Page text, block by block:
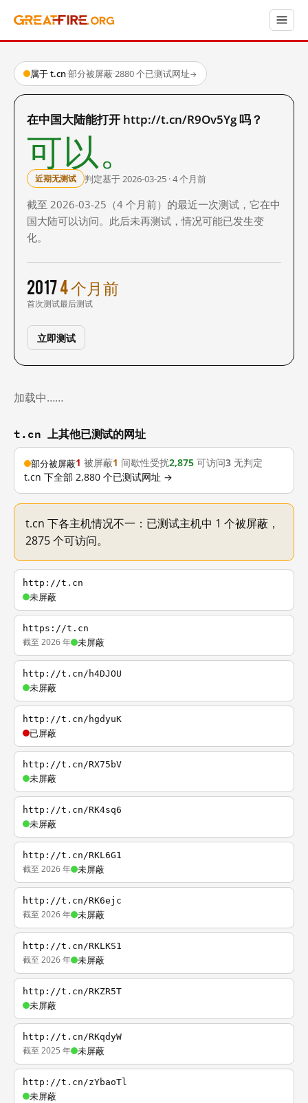
属于 t.cn·部分被屏蔽·2880 个已测试网址→
在中国大陆能打开 http://t.cn/R9Ov5Yg 吗？
可以。
近期无测试 判定基于 2026-03-25 · 4 个月前
截至 2026-03-25（4 个月前）的最近一次测试，它在中
国大陆可以访问。此后未再测试，情况可能已发生变
化。
2017
首次测试
4 个月前
最后测试
立即测试
加载中……
t.cn 上其他已测试的网址
部分被屏蔽1 被屏蔽1 间歇性受扰2,875 可访问3 无判定
t.cn 下全部 2,880 个已测试网址 →
t.cn 下各主机情况不一：已测试主机中 1 个被屏蔽，
2875 个可访问。
http://t.cn
未屏蔽
https://t.cn
截至 2026 年 未屏蔽
http://t.cn/h4DJOU
未屏蔽
http://t.cn/hgdyuK
已屏蔽
http://t.cn/RX75bV
未屏蔽
http://t.cn/RK4sq6
未屏蔽
http://t.cn/RKL6G1
截至 2026 年 未屏蔽
http://t.cn/RK6ejc
截至 2026 年 未屏蔽
http://t.cn/RKLKS1
截至 2026 年 未屏蔽
http://t.cn/RKZR5T
未屏蔽
http://t.cn/RKqdyW
截至 2025 年 未屏蔽
http://t.cn/zYbaoTl
未屏蔽